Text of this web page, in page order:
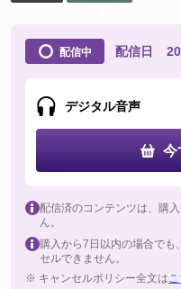
配信中 配信日
デジタル音声
今
配信済のコンテンツは、購
ん。
購入から7日以内の場合でも
セルできません。
※ キャンセルポリシー全文は